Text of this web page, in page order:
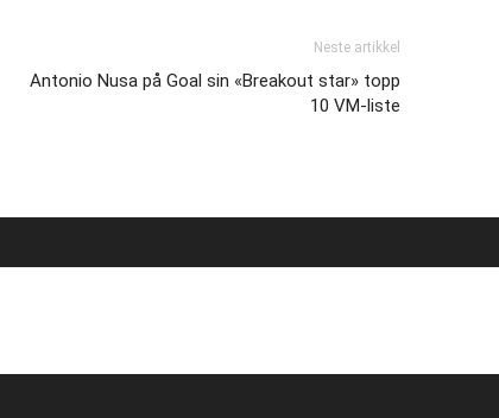
Neste artikkel
Antonio Nusa på Goal sin «Breakout star» topp
10 VM-liste